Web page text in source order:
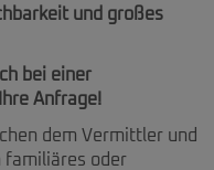
und großes
bei einer
Anfrage!
dem Vermittler und
familiäres oder